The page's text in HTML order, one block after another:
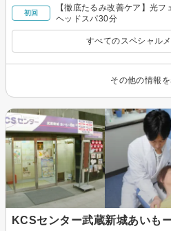
初回
【徹底たるみ改善ケア】光フ
ヘッドスパ30分
すべてのスペシャル
その他の情報
KCSセンター武蔵新城あいも